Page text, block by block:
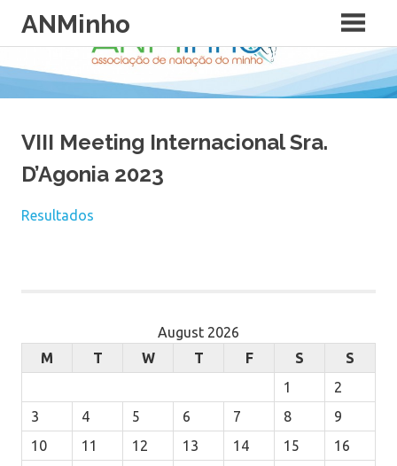
content
ANMinho
VIII Meeting Internacional Sra.
D’Agonia 2023
Resultados
August 2026
M
T W T F S S
1
2
3
4 5 6 7 8
9
10
11 12 13 14 15
16